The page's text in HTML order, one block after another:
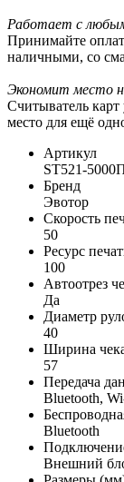
Работает с
Принимайте
наличными, со
Экономит место
Считыватель
место для ещё
Артикул
ST521-
Бренд
Эвотор
Скорость
50
Ресурс
100
Автоотрез
Да
Диаметр
40
Ширина
57
Передача
Bluetooth,
Bluetooth
Внешний